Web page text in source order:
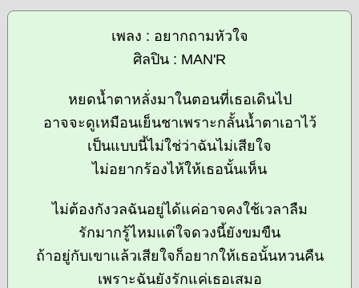
เพลง : อยากถามหัวใจ
ศิลปิน : MAN'R
หยดน้ำตาหลั่งมาในตอนที่เธอเดินไป
อาจจะดูเหมือนเย็นชาเพราะกลั้นน้ำตาเอาไว้
เป็นแบบนี้ไม่ใช่ว่าฉันไม่เสียใจ
ไม่อยากร้องไห้ให้เธอนั้นเห็น
ไม่ต้องกังวลฉันอยู่ได้แค่อาจคงใช้เวลาลืม
รักมากรู้ไหมแต่ใจดวงนี้ยังขมขืน
ถ้าอยู่กับเขาแล้วเสียใจก็อยากให้เธอนั้นหวนคืน
เพราะฉันยังรักแค่เธอเสมอ